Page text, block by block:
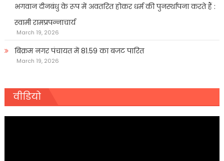
भगवान दीनबंधु के रूप में अवतरित होकर धर्म की पुनर्स्थापना करते हैं :
स्वामी रामप्रपन्नाचार्य
March 19, 2026
बिक्रम नगर पंचायत में 81.59 का बजट पारित
March 19, 2026
वीडियो